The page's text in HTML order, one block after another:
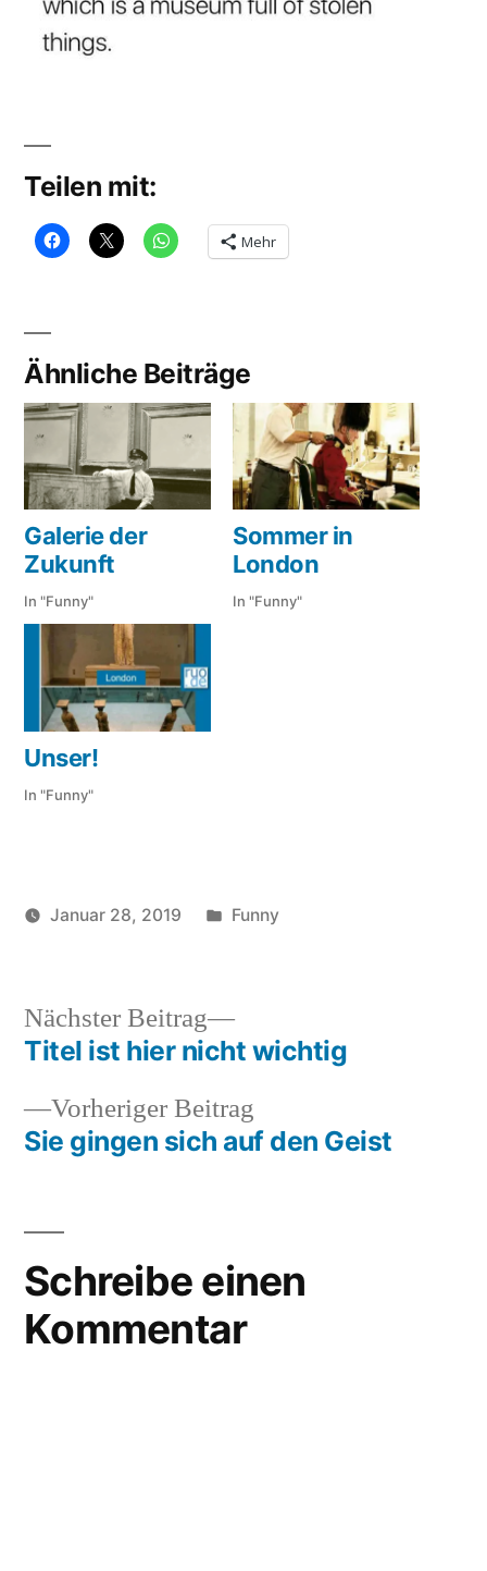
Teilen mit:
Mehr
Ähnliche Beiträge
Galerie der
Zukunft
In "Funny"
Sommer in
London
In "Funny"
Unser!
In "Funny"
Januar 28, 2019
Veröffentlicht
Funny
crime
museum
things
Beitragsnavigation
Vorheriger Beitrag
Beitrag:
Sie gingen sich auf den Geist
Nächster Beitrag
Nächster
Beitrag:
Titel ist hier nicht wichtig
Schreibe einen
Kommentar